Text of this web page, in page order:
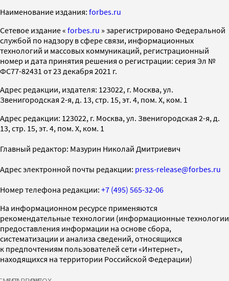
Наименование издания: forbes.ru
Cетевое издание « forbes.ru » зарегистрировано Федеральной
службой по надзору в сфере связи, информационных
технологий и массовых коммуникаций, регистрационный
номер и дата принятия решения о регистрации: серия Эл №
ФС77-82431 от 23 декабря 2021 г.
Адрес редакции, издателя: 123022, г. Москва, ул.
Звенигородская 2-я, д. 13, стр. 15, эт. 4, пом. X, ком. 1
Адрес редакции: 123022, г. Москва, ул. Звенигородская 2-я, д.
13, стр. 15, эт. 4, пом. X, ком. 1
Главный редактор: Мазурин Николай Дмитриевич
Адрес электронной почты редакции: press-release@forbes.ru
Номер телефона редакции: +7 (495) 565-32-06
На информационном ресурсе применяются
рекомендательные технологии (информационные технологии
предоставления информации на основе сбора,
систематизации и анализа сведений, относящихся
к предпочтениям пользователей сети «Интернет»,
находящихся на территории Российской Федерации)